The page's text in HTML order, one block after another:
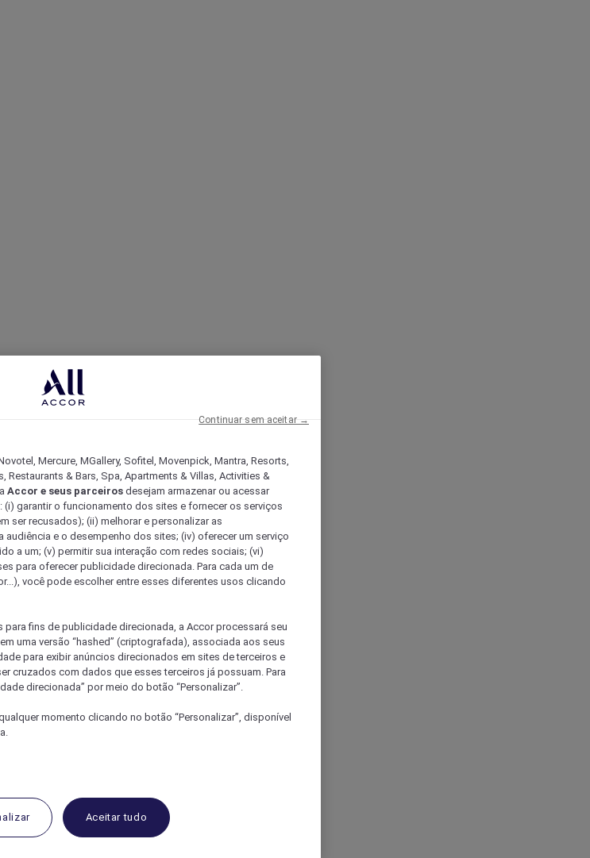
Mercure, MGallery, Sofitel, Movenpick, Mantra, Resorts,
Restaurants & Bars, Spa, Apartments & Villas, Activities &
Accor e seus parceiros desejam armazenar ou acessar
garantir o funcionamento dos sites e fornecer os serviços
ser recusados); (ii) melhorar e personalizar as
e o desempenho dos sites; (iv) oferecer um serviço
a um; (v) permitir sua interação com redes sociais; (vi)
para oferecer publicidade direcionada. Para cada um de
você pode escolher entre esses diferentes usos clicando
fins de publicidade direcionada, a Accor processará seu
uma versão “hashed” (criptografada), associada aos seus
para exibir anúncios direcionados em sites de terceiros e
cruzados com dados que esses terceiros já possuam. Para
direcionada” por meio do botão “Personalizar”.
momento clicando no botão “Personalizar”, disponível
Aceitar tudo
Continuar sem aceitar →